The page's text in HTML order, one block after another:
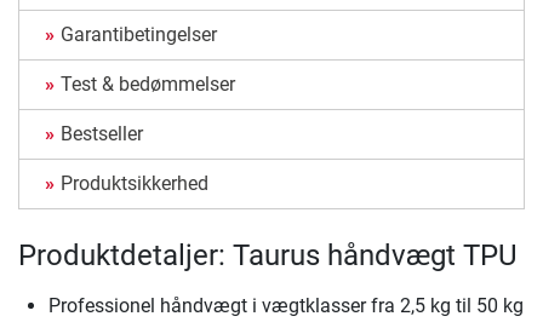
Garantibetingelser
Test & bedømmelser
Bestseller
Produktsikkerhed
Produktdetaljer: Taurus håndvægt TPU
Professionel håndvægt i vægtklasser fra 2,5 kg til 50 kg